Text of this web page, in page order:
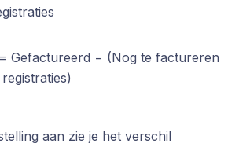
Gefactureerd − (Nog te factureren
aan zie je het verschil